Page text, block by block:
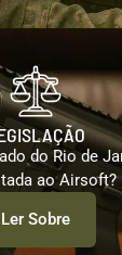
do Rio de
ao Airsoft?
Ler Sobre